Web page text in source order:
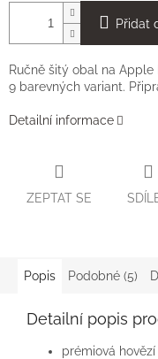
Přidat
Ručně šitý obal na Apple
9 barevných variant.
Detailní informace
ZEPTAT SE
Popis Podobné (5)
Detailní popis
prémiová